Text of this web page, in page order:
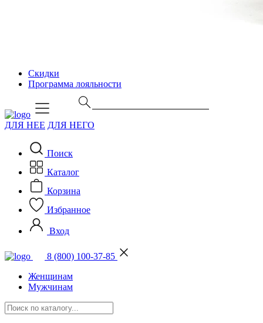
Скидки
Программа лояльности
ДЛЯ НЕЕ ДЛЯ НЕГО
Поиск
Каталог
Корзина
Избранное
Вход
8 (800) 100-37-85
Женщинам
Мужчинам